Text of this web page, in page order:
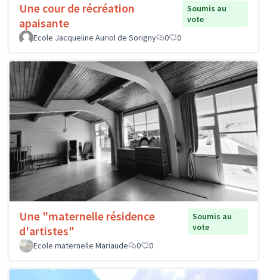
Une cour de récréation
apaisante
Soumis au
vote
Ecole Jacqueline Auriol de Sorigny
0 0
Une "maternelle résidence
d'artistes"
Soumis au
vote
Ecole maternelle Mariaude
0 0